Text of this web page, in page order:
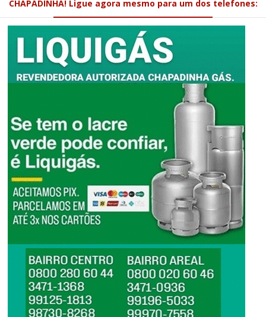
CHAPADINHA! Ligue agora mesmo para um dos telefones: